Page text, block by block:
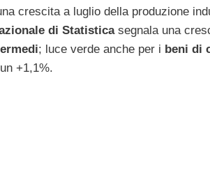
crescita a luglio della produzione
di Statisticasegnala una
; luce verde anche per i beni di
+1,1%.